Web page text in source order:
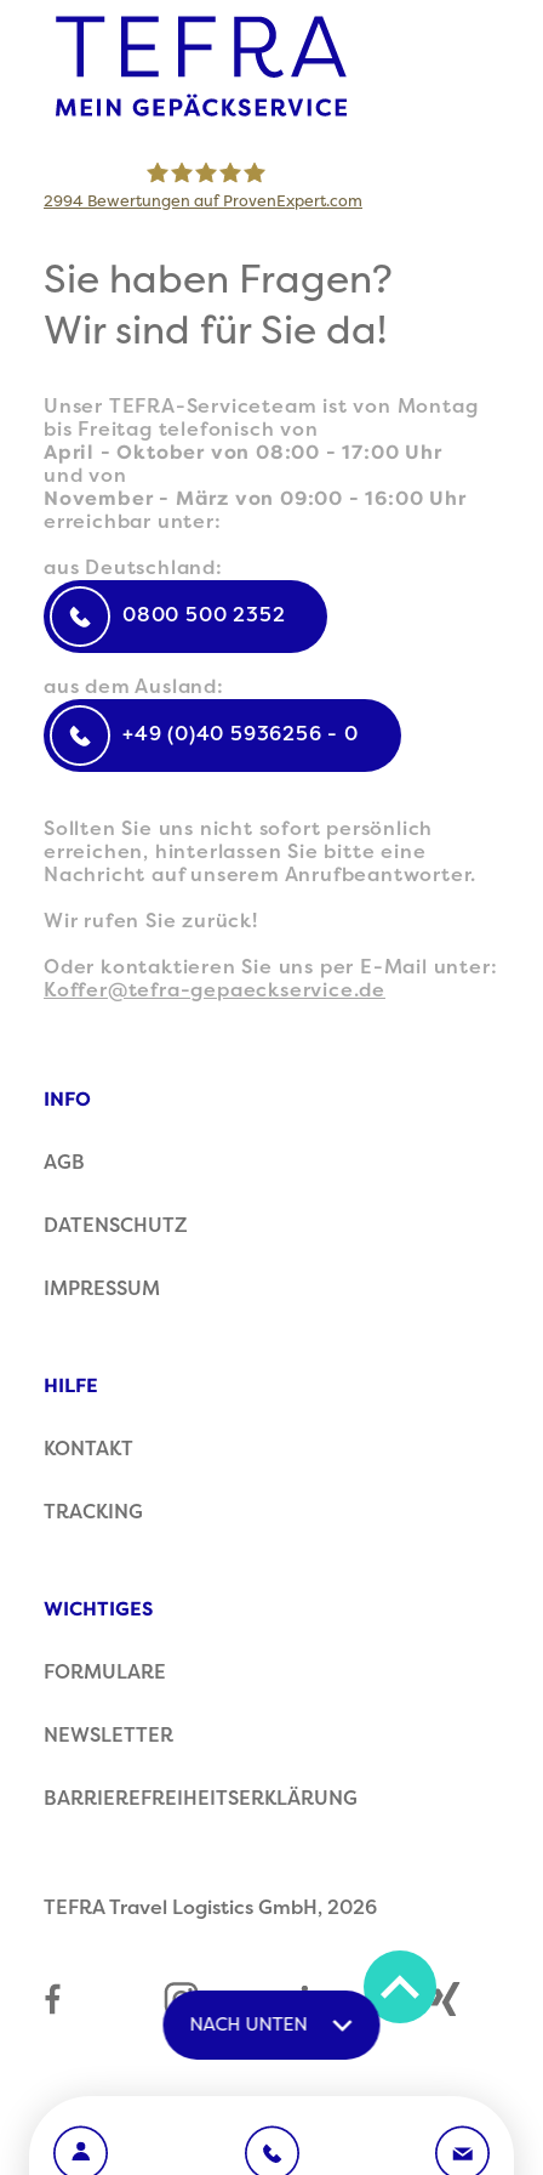
2994 Bewertungen auf ProvenExpert.com
Sie haben Fragen?
Wir sind für Sie da!
Unser TEFRA-Serviceteam ist von Montag
bis Freitag telefonisch von
April - Oktober von 08:00 - 17:00 Uhr
und von
November - März von 09:00 - 16:00 Uhr
erreichbar unter:
aus Deutschland:
0800 500 2352
aus dem Ausland:
+49 (0)40 5936256 - 0
Sollten Sie uns nicht sofort persönlich
erreichen, hinterlassen Sie bitte eine
Nachricht auf unserem Anrufbeantworter.
Wir rufen Sie zurück!
Oder kontaktieren Sie uns per E-Mail unter:
Koffer@tefra-gepaeckservice.de
INFO
AGB
DATENSCHUTZ
IMPRESSUM
HILFE
KONTAKT
TRACKING
WICHTIGES
FORMULARE
NEWSLETTER
BARRIEREFREIHEITSERKLÄRUNG
TEFRA Travel Logistics GmbH, 2026
NACH UNTEN